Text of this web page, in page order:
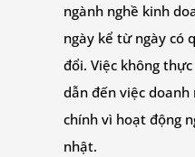
ngành nghề kinh
ngày kể từ ngày có
đổi. Việc không
dẫn đến việc
chính vì hoạt động
nhật.